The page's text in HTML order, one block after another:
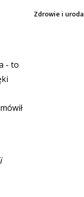
- to
Zdrowie i uroda